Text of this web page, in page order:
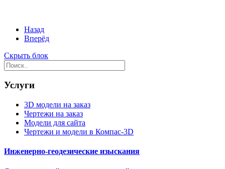
Назад
Вперёд
Скрыть блок
Услуги
3D модели на заказ
Чертежи на заказ
Модели для сайта
Чертежи и модели в Компас-3D
Инженерно-геодезические изыскания